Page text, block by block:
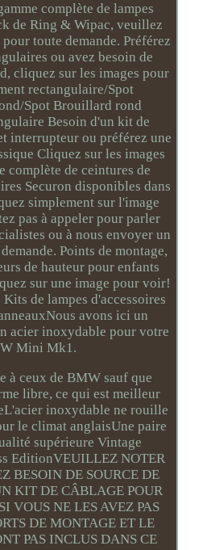
complète de lampes
de Ring & Wipac, veuillez
toute demande. Préférez
ou avez besoin de
cliquez sur les images pour
rectangulaire/Spot
Spot Brouillard rond
Besoin d'un kit de
interrupteur ou préférez une
Cliquez sur les images
complète de ceintures de
Securon disponibles dans
simplement sur l'image
pas à appeler pour parler
ou à nous envoyer un
Points de montage,
de hauteur pour enfants
sur une image pour voir!
de lampes d'accessoires
avons ici un
acier inoxydable pour votre
Mini Mk1.
à ceux de BMW sauf que
libre, ce qui est meilleur
inoxydable ne rouille
le climat anglaisUne paire
supérieure Vintage
EditionVEUILLEZ NOTER
BESOIN DE SOURCE DE
KIT DE CÂBLAGE POUR
VOUS NE LES AVEZ PAS
DE MONTAGE ET LE
PAS INCLUS DANS CE